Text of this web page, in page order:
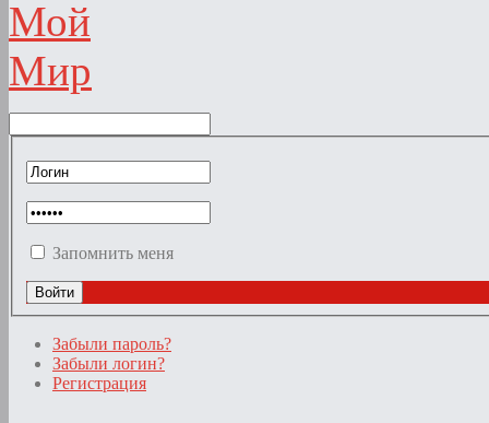
Запомнить меня
Забыли пароль?
Забыли логин?
Регистрация